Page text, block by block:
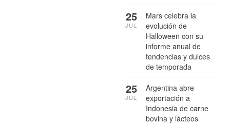
Mars celebra la
evolución de
Halloween con su
informe anual de
tendencias y dulces
de temporada
25
JUL
Argentina abre
exportación a
Indonesia de carne
bovina y lácteos
25
JUL